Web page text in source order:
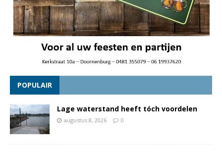
POPULAIR
Lage waterstand heeft tóch voordelen
augustus 8, 2026 0